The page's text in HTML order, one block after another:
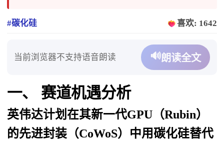
#碳化硅 喜欢: 1642
当前浏览器不支持语音朗读 🔊朗读全文
一、 赛道机遇分析
英伟达计划在其新一代GPU（Rubin）
的先进封装（CoWoS）中用碳化硅替代